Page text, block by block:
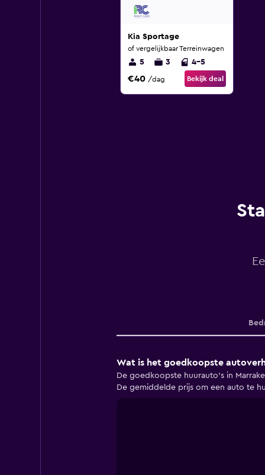
Kia Sportage
of vergelijkbaar Terreinwagen
5 3 4-5
€40 /dag Bekijk deal
Wat is het goedkoopste
De goedkoopste huurauto's in
De gemiddelde prijs om een auto te